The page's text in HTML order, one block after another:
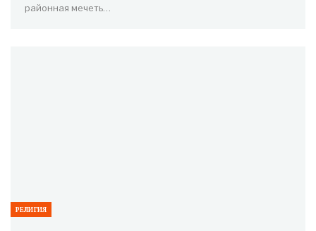
районная мечеть…
РЕЛИГИЯ